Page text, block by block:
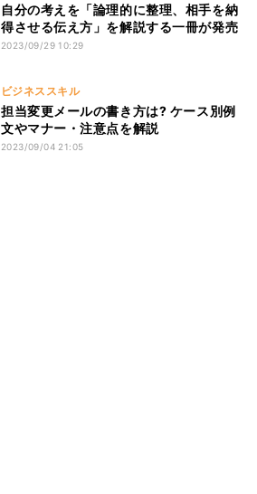
自分の考えを「論理的に整理、相手を納
得させる伝え方」を解説する一冊が発売
2023/09/29 10:29
ビジネススキル
担当変更メールの書き方は? ケース別例
文やマナー・注意点を解説
2023/09/04 21:05